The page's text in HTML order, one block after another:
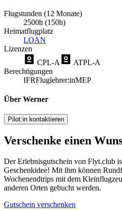
Flugstunden (12 Monate)
2500h (150h)
Heimatflugplatz
LOAN
Lizenzen
CPL-A
ATPL-A
Berechtigungen
IFRFluglehrer:inMEP
Über Werner
Pilot:in kontaktieren
Verschenke einen
Der Erlebnisgutschein von Flyt.club
Geschenkidee! Mit ihm können
Wochenendtrips mit dem
anderen Orten gebucht werden.
Gutschein verschenken